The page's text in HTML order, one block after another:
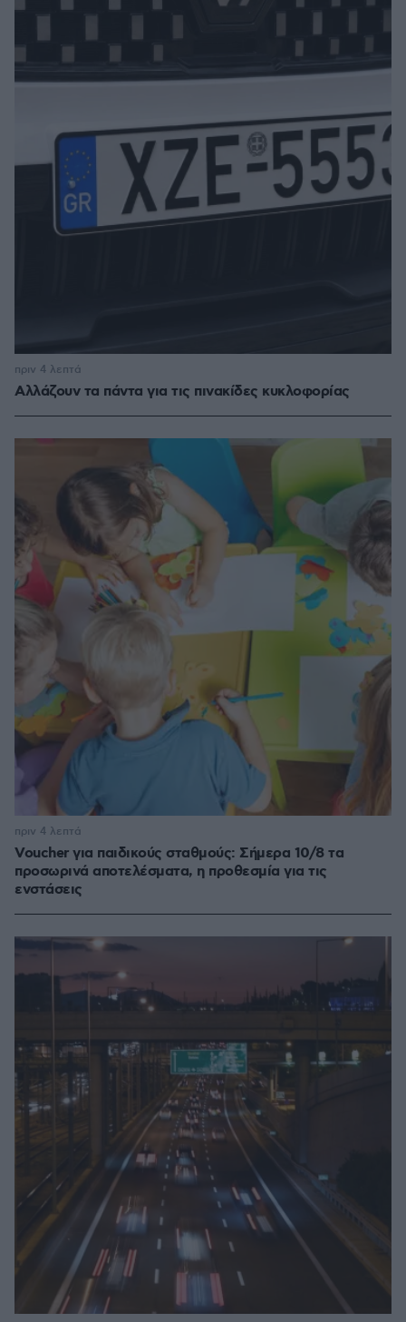
Αλλάζουν τα πάντα για τις πινακίδες κυκλοφορίας
πριν 4 λεπτά
Voucher για παιδικούς σταθμούς: Σήμερα 10/8 τα
προσωρινά αποτελέσματα, η προθεσμία για τις
ενστάσεις
πριν 4 λεπτά